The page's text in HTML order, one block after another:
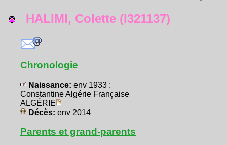
HALIMI, Colette (I321137)
Chronologie
Naissance: env 1933 :
Constantine Algérie Française
ALGÉRIE
Décès: env 2014
Parents et grand-parents